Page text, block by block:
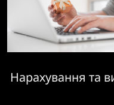
Нарахування та